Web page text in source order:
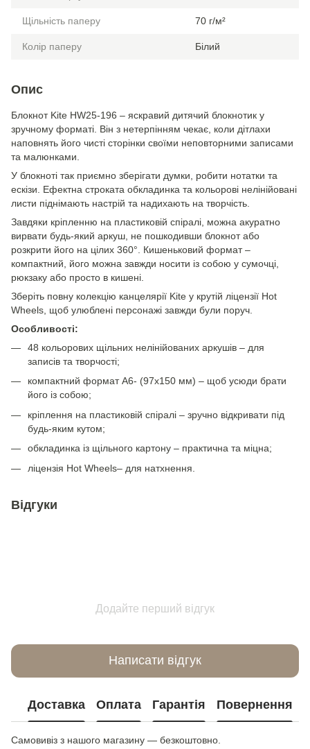
Щільність паперу 70 г/м²
Колір паперу Білий
Опис
Блокнот Kite HW25-196 – яскравий дитячий блокнотик у
зручному форматі. Він з нетерпінням чекає, коли дітлахи
наповнять його чисті сторінки своїми неповторними записами
та малюнками.
У блокноті так приємно зберігати думки, робити нотатки та
ескізи. Ефектна строката обкладинка та кольорові нелінійовані
листи піднімають настрій та надихають на творчість.
Завдяки кріпленню на пластиковій спіралі, можна акуратно
вирвати будь-який аркуш, не пошкодивши блокнот або
розкрити його на цілих 360°. Кишеньковий формат –
компактний, його можна завжди носити із собою у сумочці,
рюкзаку або просто в кишені.
Зберіть повну колекцію канцелярії Kite у крутій ліцензії Hot
Wheels, щоб улюблені персонажі завжди були поруч.
Особливості:
48 кольорових щільних нелінійованих аркушів – для
записів та творчості;
компактний формат А6- (97х150 мм) – щоб усюди брати
його із собою;
кріплення на пластиковій спіралі – зручно відкривати під
будь-яким кутом;
обкладинка із щільного картону – практична та міцна;
ліцензія Hot Wheels– для натхнення.
Відгуки
Додайте перший відгук
Написати відгук
Доставка Оплата Гарантія Повернення
Самовивіз з нашого магазину — безкоштовно.